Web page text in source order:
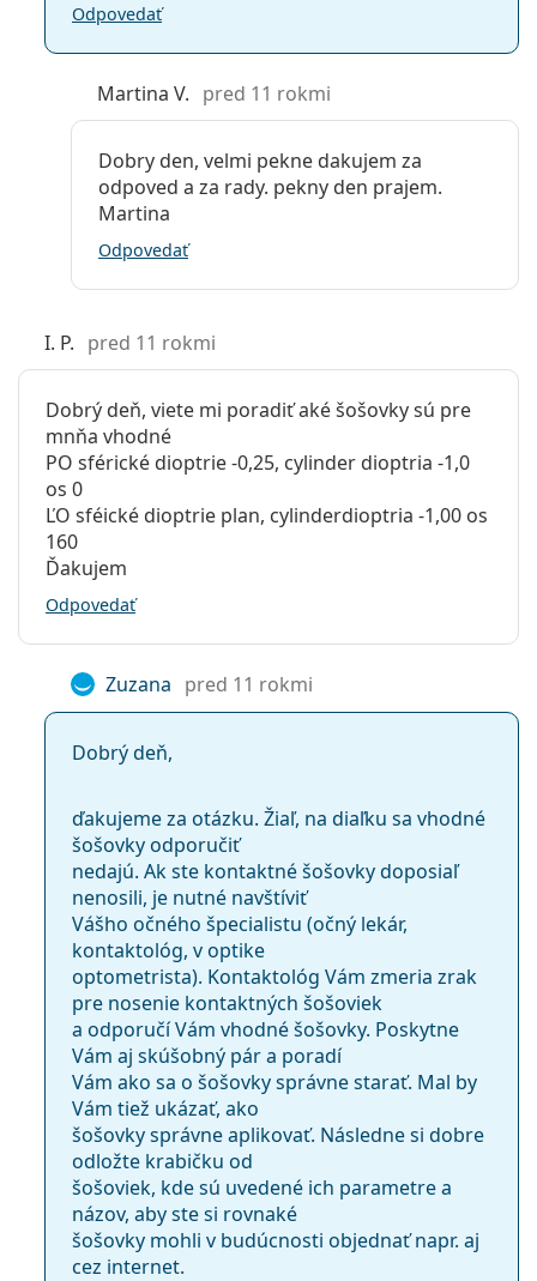
Odpovedať
Martina V. pred 11 rokmi
Dobry den, velmi pekne dakujem za
odpoved a za rady. pekny den prajem.
Martina
Odpovedať
I. P. pred 11 rokmi
Dobrý deň, viete mi poradiť aké šošovky sú pre
mnňa vhodné
PO sférické dioptrie -0,25, cylinder dioptria -1,0
os 0
ĽO sféické dioptrie plan, cylinderdioptria -1,00 os
160
Ďakujem
Odpovedať
Zuzana pred 11 rokmi
Dobrý deň,
ďakujeme za otázku. Žiaľ, na diaľku sa vhodné
šošovky odporučiť
nedajú. Ak ste kontaktné šošovky doposiaľ
nenosili, je nutné navštíviť
Vášho očného špecialistu (očný lekár,
kontaktológ, v optike
optometrista). Kontaktológ Vám zmeria zrak
pre nosenie kontaktných šošoviek
a odporučí Vám vhodné šošovky. Poskytne
Vám aj skúšobný pár a poradí
Vám ako sa o šošovky správne starať. Mal by
Vám tiež ukázať, ako
šošovky správne aplikovať. Následne si dobre
odložte krabičku od
šošoviek, kde sú uvedené ich parametre a
názov, aby ste si rovnaké
šošovky mohli v budúcnosti objednať napr. aj
cez internet.